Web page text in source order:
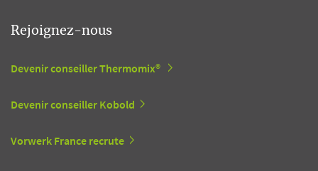
Rejoignez-nous
Devenir conseiller Thermomix®
Devenir conseiller Kobold
Vorwerk France recrute